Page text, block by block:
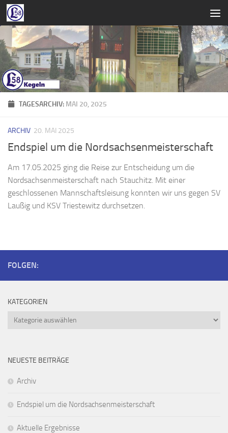
Zum Inhalt springen
TAGESARCHIV: MAI 20, 2025
ARCHIV 20. MAI 2025
Endspiel um die Nordsachsenmeisterschaft
Am 17.05.2025 ging die Reise zur Entscheidung um die
Nordsachsenmeisterschaft nach Stauchitz. Mit einer
geschlossenen Mannschaftsleisung konnten wir uns gegen SV
Laußig und KSV Triestewitz durchsetzen.
FOLGEN:
KATEGORIEN
Kategorien
NEUESTE BEITRÄGE
Archiv
Endspiel um die Nordsachsenmeisterschaft
Aktuelle Ergebnisse